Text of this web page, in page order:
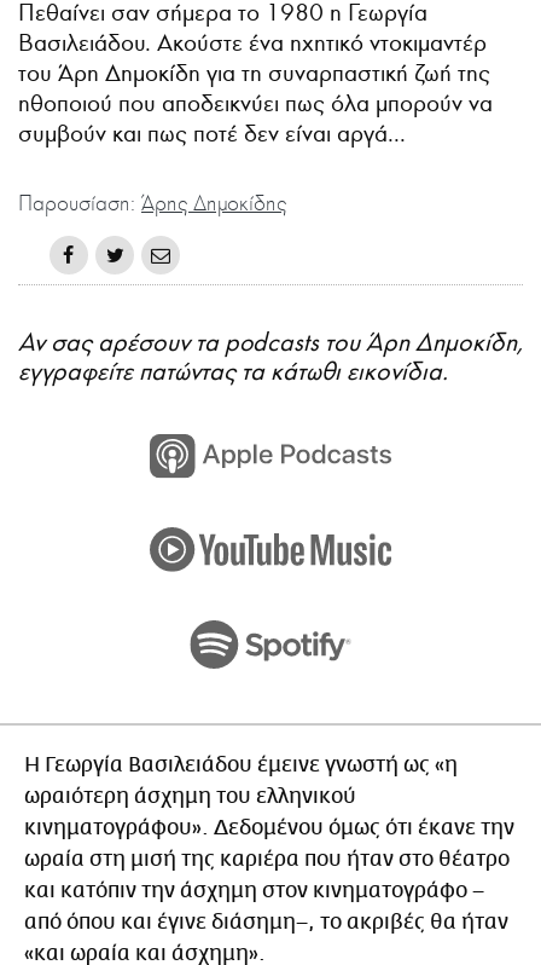
Πεθαίνει σαν σήμερα το 1980 η Γεωργία
Βασιλειάδου. Ακούστε ένα ηχητικό ντοκιμαντέρ
του Άρη Δημοκίδη για τη συναρπαστική ζωή της
ηθοποιού που αποδεικνύει πως όλα μπορούν να
συμβούν και πως ποτέ δεν είναι αργά...
Παρουσίαση: Άρης Δημοκίδης
Αν σας αρέσουν τα podcasts του Άρη Δημοκίδη,
εγγραφείτε πατώντας τα κάτωθι εικονίδια.
Η Γεωργία Βασιλειάδου έμεινε γνωστή ως «η
ωραιότερη άσχημη του ελληνικού
κινηματογράφου». Δεδομένου όμως ότι έκανε την
ωραία στη μισή της καριέρα που ήταν στο θέατρο
και κατόπιν την άσχημη στον κινηματογράφο –
από όπου και έγινε διάσημη–, το ακριβές θα ήταν
«και ωραία και άσχημη».